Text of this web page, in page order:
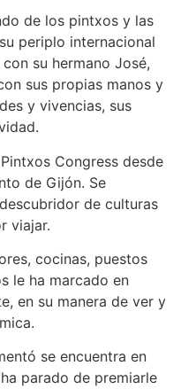
de los pintxos y las
periplo internacional
su hermano José,
sus propias manos y
y vivencias, sus
Congress desde
de Gijón. Se
de culturas
viajar.
cocinas, puestos
le ha marcado en
en su manera de ver y
se encuentra en
parado de premiarle